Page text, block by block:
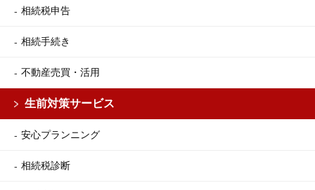
相続税申告
相続手続き
不動産売買・活用
生前対策サービス
安心プランニング
相続税診断